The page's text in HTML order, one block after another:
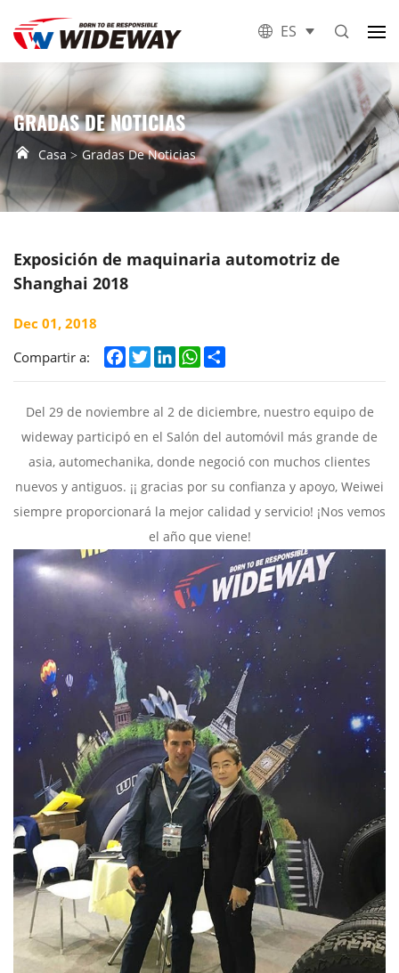
ES
GRADAS DE NOTICIAS
Casa Gradas De Noticias
Exposición de maquinaria automotriz de
Shanghai 2018
Dec 01, 2018
Compartir a:
Facebook
TwitterLinkedInWhatsApp
Del 29 de noviembre al 2 de diciembre, nuestro equipo de
wideway participó en el Salón del automóvil más grande de
asia, automechanika, donde negoció con muchos clientes
nuevos y antiguos. ¡¡ gracias por su confianza y apoyo, Weiwei
siempre proporcionará la mejor calidad y servicio! ¡Nos vemos
el año que viene!